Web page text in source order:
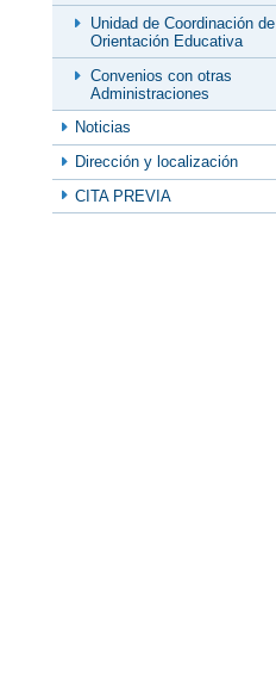
Unidad de Coordinación de
Orientación Educativa
Convenios con otras
Administraciones
Noticias
Dirección y localización
CITA PREVIA